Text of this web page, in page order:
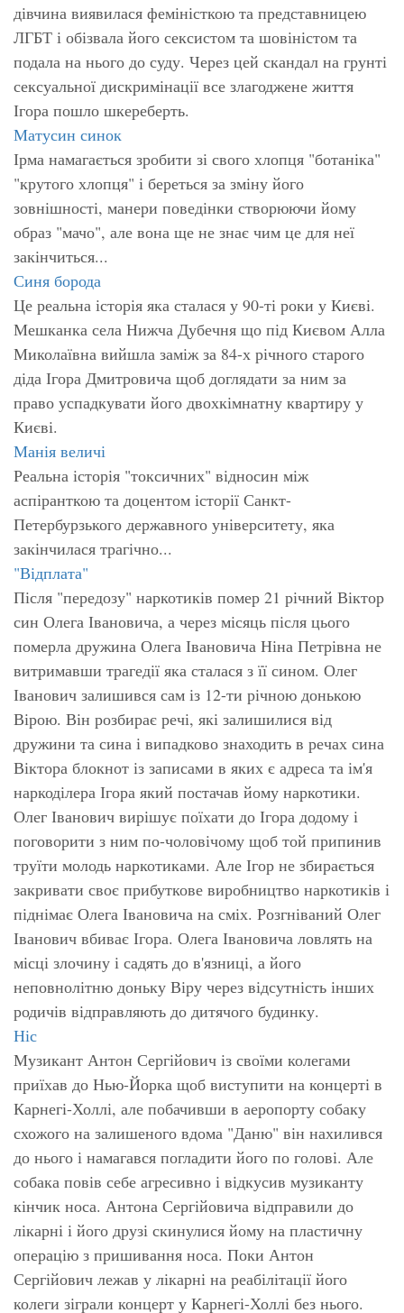
дівчина виявилася феміністкою та представницею
ЛГБТ і обізвала його сексистом та шовіністом та
подала на нього до суду. Через цей скандал на грунті
сексуальної дискримінації все злагоджене життя
Ігора пошло шкереберть.
Матусин синок
Ірма намагається зробити зі свого хлопця "ботаніка"
"крутого хлопця" і береться за зміну його
зовнішності, манери поведінки створюючи йому
образ "мачо", але вона ще не знає чим це для неї
закінчиться...
Синя борода
Це реальна історія яка сталася у 90-ті роки у Києві.
Мешканка села Нижча Дубечня що під Києвом Алла
Миколаївна вийшла заміж за 84-х річного старого
діда Ігора Дмитровича щоб доглядати за ним за
право успадкувати його двохкімнатну квартиру у
Києві.
Манія величі
Реальна історія "токсичних" відносин між
аспіранткою та доцентом історії Санкт-
Петербурзького державного університету, яка
закінчилася трагічно...
"Відплата"
Після "передозу" наркотиків помер 21 річний Віктор
син Олега Івановича, а через місяць після цього
померла дружина Олега Івановича Ніна Петрівна не
витримавши трагедії яка сталася з її сином. Олег
Іванович залишився сам із 12-ти річною донькою
Вірою. Він розбирає речі, які залишилися від
дружини та сина і випадково знаходить в речах сина
Віктора блокнот із записами в яких є адреса та ім'я
наркоділера Ігора який постачав йому наркотики.
Олег Іванович вирішує поїхати до Ігора додому і
поговорити з ним по-чоловічому щоб той припинив
труїти молодь наркотиками. Але Ігор не збирається
закривати своє прибуткове виробництво наркотиків і
піднімає Олега Івановича на сміх. Розгніваний Олег
Іванович вбиває Ігора. Олега Івановича ловлять на
місці злочину і садять до в'язниці, а його
неповнолітню доньку Віру через відсутність інших
родичів відправляють до дитячого будинку.
Ніс
Музикант Антон Сергійович із своїми колегами
приїхав до Нью-Йорка щоб виступити на концерті в
Карнегі-Холлі, але побачивши в аеропорту собаку
схожого на залишеного вдома "Даню" він нахилився
до нього і намагався погладити його по голові. Але
собака повів себе агресивно і відкусив музиканту
кінчик носа. Антона Сергійовича відправили до
лікарні і його друзі скинулися йому на пластичну
операцію з пришивання носа. Поки Антон
Сергійович лежав у лікарні на реабілітації його
колеги зіграли концерт у Карнегі-Холлі без нього.